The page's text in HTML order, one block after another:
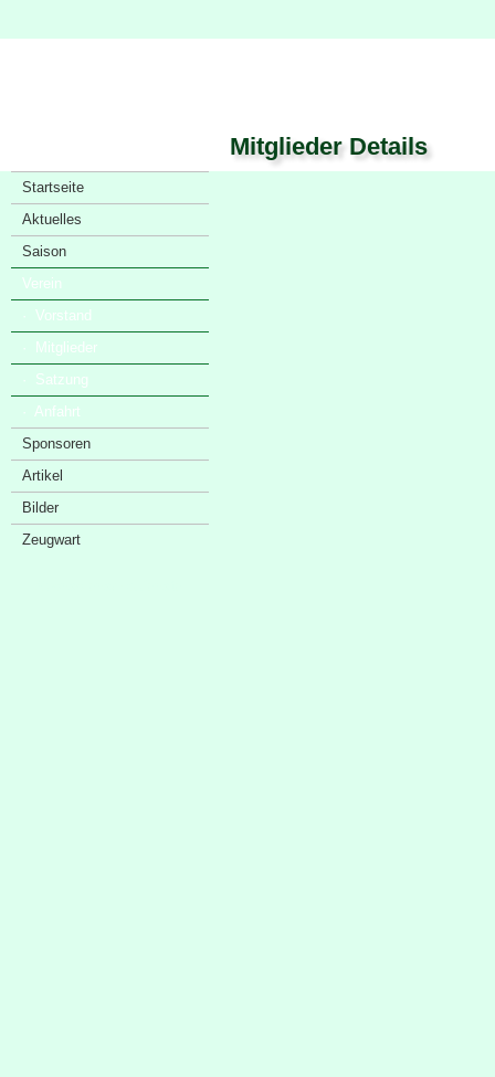
Mitglieder Details
Startseite
Aktuelles
Saison
Verein
· Vorstand
· Mitglieder
· Satzung
· Anfahrt
Sponsoren
Artikel
Bilder
Zeugwart